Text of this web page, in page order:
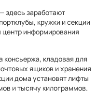
здесь заработают
кружки и секции
информирования
консьержа, кладовая для
ящиков и хранения
дома установят лифты
и тысячу килограммов.